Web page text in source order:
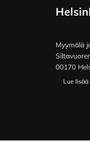
Myymälä
00170
Lue lisää